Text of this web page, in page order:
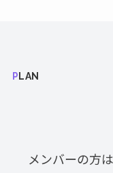
PLAN
メンバーの方は